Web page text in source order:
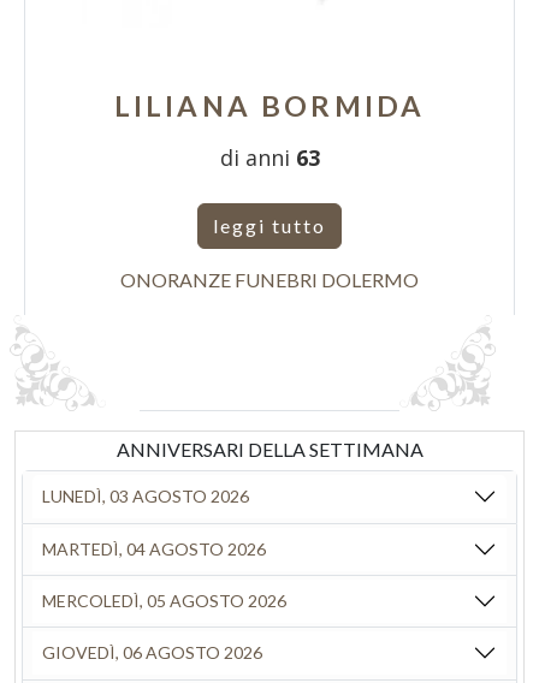
LILIANA BORMIDA
di anni 63
leggi tutto
ONORANZE FUNEBRI DOLERMO
ANNIVERSARI DELLA SETTIMANA
LUNEDÌ, 03 AGOSTO 2026
MARTEDÌ, 04 AGOSTO 2026
MERCOLEDÌ, 05 AGOSTO 2026
GIOVEDÌ, 06 AGOSTO 2026